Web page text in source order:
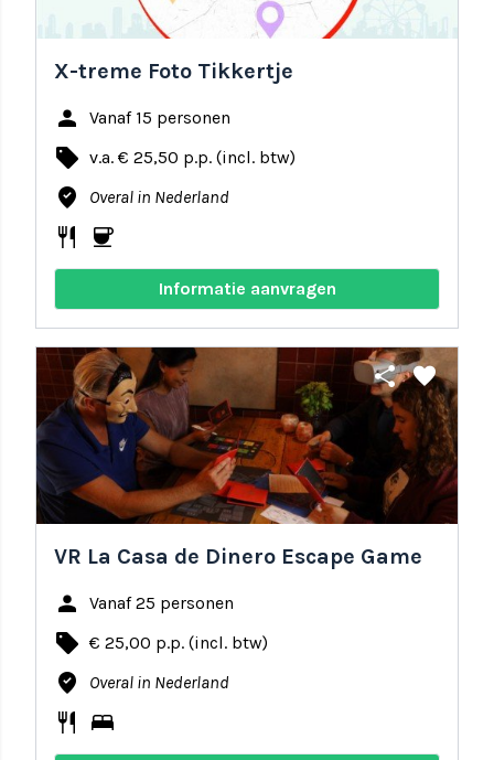
X-treme Foto Tikkertje
person Vanaf 15 personen
local_offer v.a. € 25,50 p.p. (incl. btw)
where_to_vote Overal in Nederland
restaurant coffee
Informatie aanvragen
share favorite
VR La Casa de Dinero Escape Game
person Vanaf 25 personen
local_offer € 25,00 p.p. (incl. btw)
where_to_vote Overal in Nederland
restaurant bed